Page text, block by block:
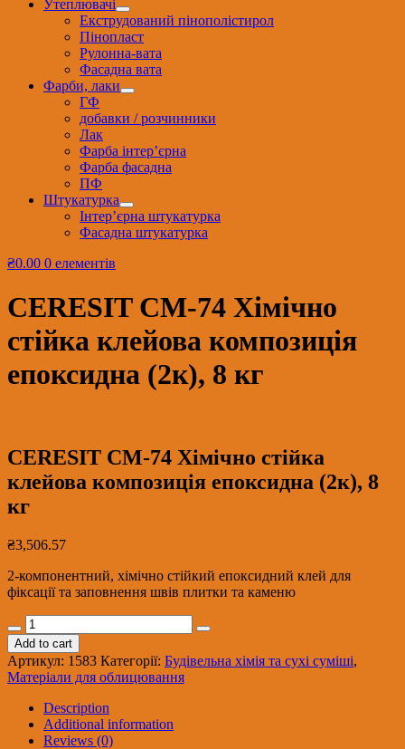
Утеплювачі
Екструдований пінополістирол
Пінопласт
Рулонна-вата
Фасадна вата
Фарби, лаки
ГФ
добавки / розчинники
Лак
Фарба інтер’єрна
Фарба фасадна
ПФ
Штукатурка
Інтер’єрна штукатурка
Фасадна штукатурка
₴0.00 0 елементів
CERESIT CМ-74 Хімічно
стійка клейова композиція
епоксидна (2к), 8 кг
CERESIT CМ-74 Хімічно стійка
клейова композиція епоксидна (2к), 8
кг
₴3,506.57
2-компонентний, хімічно стійкий епоксидний клей для
фіксації та заповнення швів плитки та каменю
CERESIT
CМ-74
Хімічно
стійка
клейова
композиція
епоксидна
(2к),
Add to cart
Артикул: 1583 Категорії: Будівельна хімія та сухі суміші,
Матеріали для облицювання
Description
Additional information
Reviews (0)